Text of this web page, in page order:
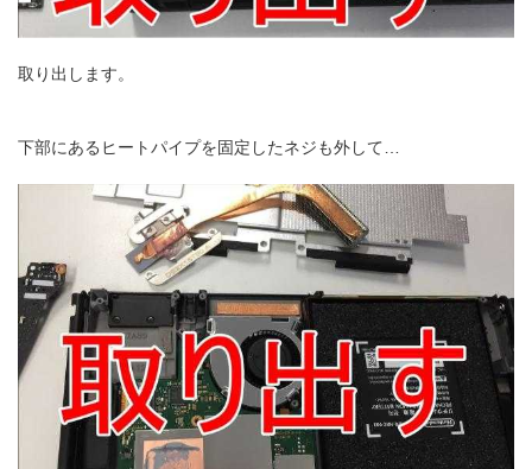
取り出します。
下部にあるヒートパイプを固定したネジも外して…